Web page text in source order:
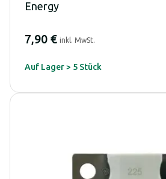
Energy
7,90 € inkl. MwSt.
Auf Lager > 5 Stück